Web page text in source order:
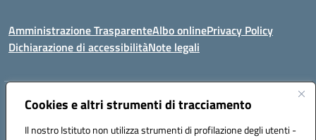
Cookies e altri strumenti di tracciamento
Il nostro Istituto non utilizza strumenti di profilazione degli utenti -
Amministrazione TrasparenteAlbo onlinePrivacy Policy
Dichiarazione di accessibilitàNote legali
Indirizzo:VIA A. DE GASPERI, 41 RUDIANO 25030 RUDIANO
Posta elettronica certificata (PEC):bsic86100r@pec.istruzione.it